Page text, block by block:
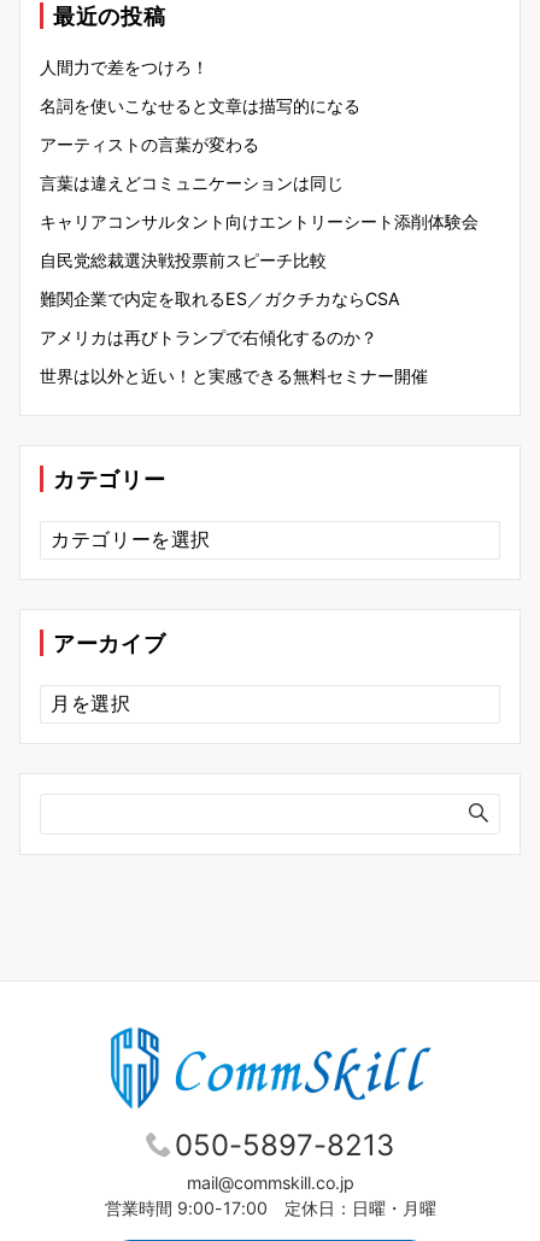
最近の投稿
人間力で差をつけろ！
名詞を使いこなせると文章は描写的になる
アーティストの言葉が変わる
言葉は違えどコミュニケーションは同じ
キャリアコンサルタント向けエントリーシート添削体験会
自民党総裁選決戦投票前スピーチ比較
難関企業で内定を取れるES／ガクチカならCSA
アメリカは再びトランプで右傾化するのか？
世界は以外と近い！と実感できる無料セミナー開催
カテゴリー
カ
テ
ゴ
ー
アーカイブ
ア
ー
カ
ブ
050-5897-8213
mail@commskill.co.jp
営業時間 9:00-17:00 定休日：日曜・月曜